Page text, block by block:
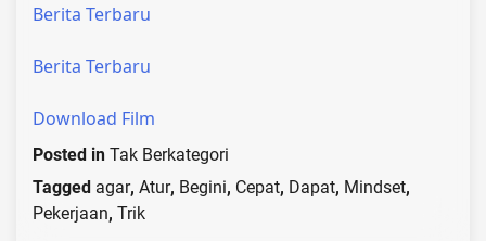
Berita Terbaru
Berita Terbaru
Download Film
Posted in Tak Berkategori
Tagged agar, Atur, Begini, Cepat, Dapat, Mindset,
Pekerjaan, Trik